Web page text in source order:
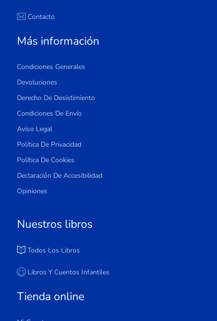
Contacto
Más información
Condiciones Generales
Devoluciones
Derecho De Desistimiento
Condiciones De Envío
Aviso Legal
Política De Privacidad
Política De Cookies
Declaración De Accesibilidad
Opiniones
Nuestros libros
Todos Los Libros
Libros Y Cuentos Infantiles
Tienda online